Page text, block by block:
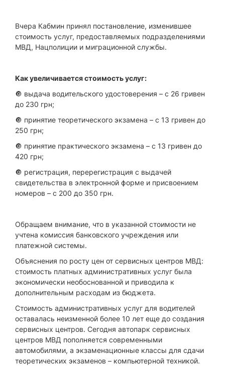
Вчера Кабмин принял постановление, изменившее
стоимость услуг, предоставляемых подразделениями
МВД, Нацполиции и миграционной службы.
Как увеличивается стоимость услуг:
🔘 выдача водительского удостоверения – с 26 гривен
до 230 грн;
🔘 принятие теоретического экзамена – с 13 гривен до
250 грн;
🔘 принятие практического экзамена – с 13 гривен до
420 грн;
🔘 регистрация, перерегистрация с выдачей
свидетельства в электронной форме и присвоением
номеров – с 200 до 350 грн.
Обращаем внимание, что в указанной стоимости не
учтена комиссия банковского учреждения или
платежной системы.
Объяснения по росту цен от сервисных центров МВД:
стоимость платных административных услуг была
экономически необоснованной и приводила к
дополнительным расходам из бюджета.
Стоимость административных услуг для водителей
оставалась неизменной более 10 лет еще до создания
сервисных центров. Сегодня автопарк сервисных
центров МВД пополняется современными
автомобилями, а экзаменационные классы для сдачи
теоретических экзаменов – компьютерной техникой.